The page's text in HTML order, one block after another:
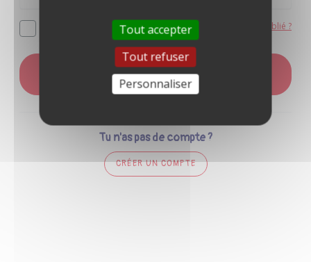
Se souvenir de moi Mot de passe oublié ?
CONNEXION
Tu n'as pas de compte ?
CRÉER UN COMPTE
Tout accepter
Tout refuser
Personnaliser